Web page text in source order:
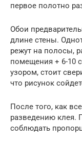
первое полотно
Обои
длине стены.
режут на полосы,
помещения + 6-10
узором, стоит
что рисунок
После того, как
разведению клея.
соблюдать